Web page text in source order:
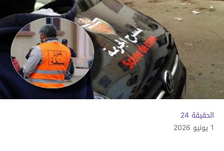
الحقيقة 24
1 يونيو 2026